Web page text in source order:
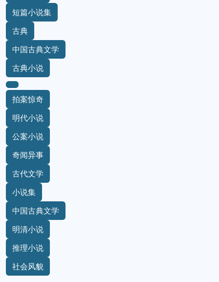
短篇小说集
古典
中国古典文学
古典小说
拍案惊奇
明代小说
公案小说
奇闻异事
古代文学
小说集
中国古典文学
明清小说
推理小说
社会风貌